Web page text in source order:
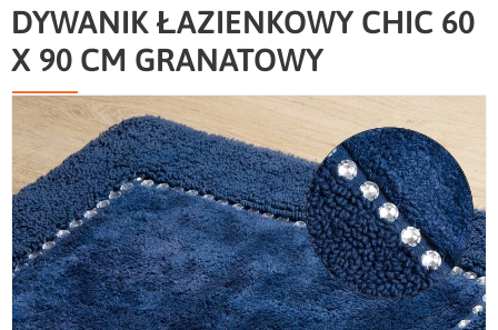
DYWANIK ŁAZIENKOWY CHIC 60
X 90 CM GRANATOWY